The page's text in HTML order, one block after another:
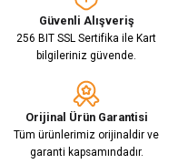
Güvenli Alışveriş
256 BIT SSL Sertifika ile Kart
bilgileriniz güvende.
Orijinal Ürün Garantisi
Tüm ürünlerimiz orijinaldir ve
garanti kapsamındadır.